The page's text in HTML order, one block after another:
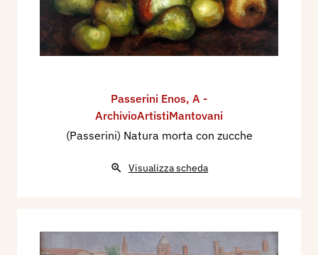
Passerini Enos, A -
ArchivioArtistiMantovani
(Passerini) Natura morta con zucche
Visualizza scheda